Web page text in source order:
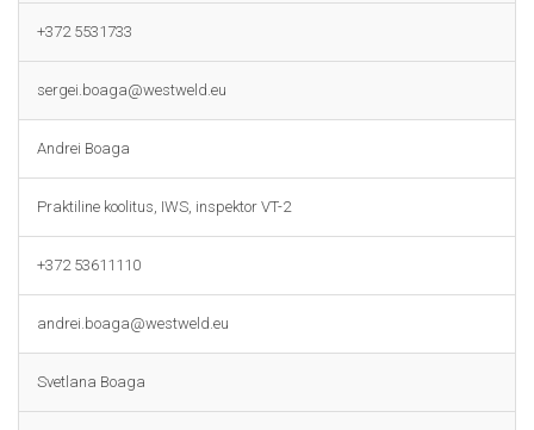
+372 5531733
sergei.boaga@westweld.eu
Andrei Boaga
Praktiline koolitus, IWS, inspektor VT-2
+372 53611110
andrei.boaga@westweld.eu
Svetlana Boaga